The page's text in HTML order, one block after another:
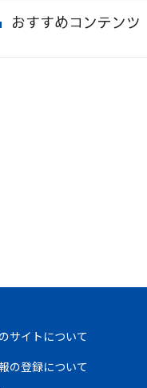
おすすめコンテンツ
サイトについて
の登録について